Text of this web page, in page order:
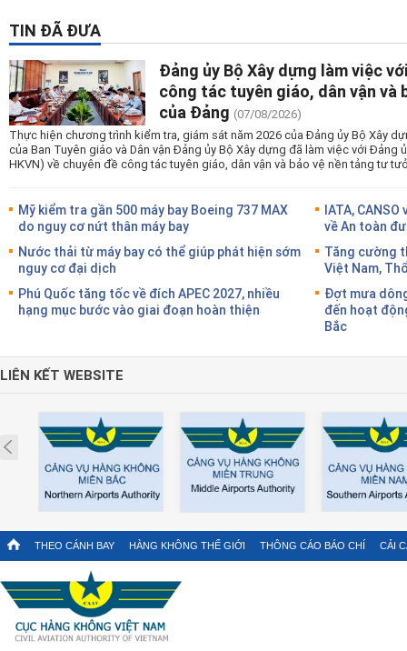
TIN ĐÃ ĐƯA
Đảng ủy Bộ Xây dựng làm việc
công tác tuyên giáo, dân vận và
của Đảng (07/08/2026)
Thực hiện chương trình kiểm tra, giám sát năm 2026 của Đảng ủy Bộ Xây
của Ban Tuyên giáo và Dân vận Đảng ủy Bộ Xây dựng đã làm việc với Đảng
HKVN) về chuyên đề công tác tuyên giáo, dân vận và bảo vệ nền tảng tư
Mỹ kiểm tra gần 500 máy bay Boeing 737 MAX
do nguy cơ nứt thân máy bay
Nước thải từ máy bay có thể giúp phát hiện sớm
nguy cơ đại dịch
Phú Quốc tăng tốc về đích APEC 2027, nhiều
hạng mục bước vào giai đoạn hoàn thiện
IATA,
về An toàn
Tăng cường
Việt Nam,
Đợt mưa
đến hoạt
Bắc
LIÊN KẾT WEBSITE
Prev
THEO CÁNH BAY HÀNG KHÔNG THẾ GIỚI THÔNG CÁO BÁO CHÍ CẢI